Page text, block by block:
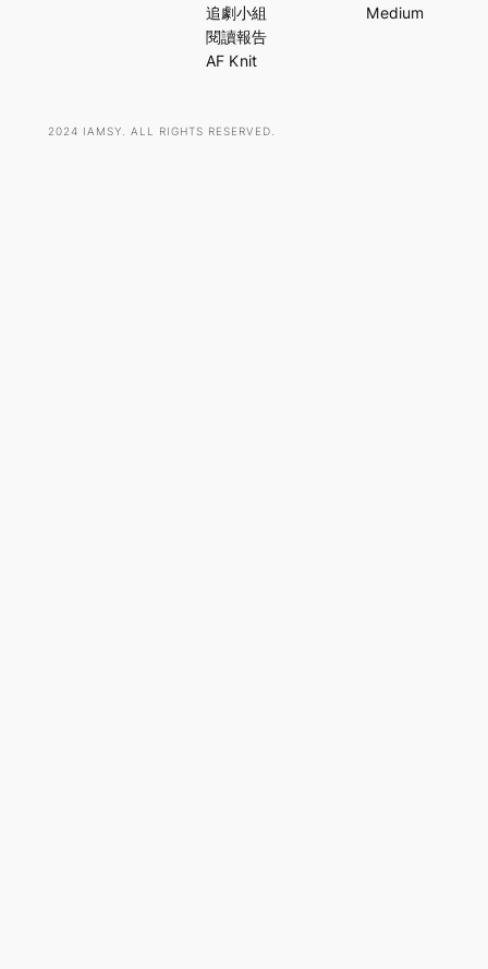
追劇小組
閱讀報告
AF Knit
Medium
2024 IAMSY. ALL RIGHTS RESERVED.